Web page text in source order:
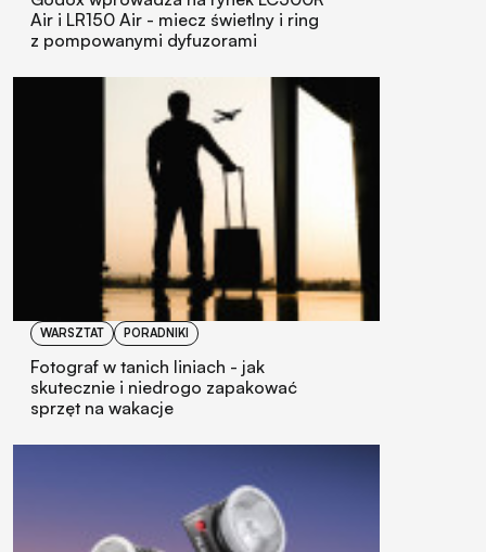
Air i LR150 Air - miecz świetlny i ring
z pompowanymi dyfuzorami
WARSZTAT PORADNIKI
Fotograf w tanich liniach - jak
skutecznie i niedrogo zapakować
sprzęt na wakacje